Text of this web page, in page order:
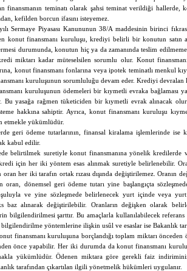
finansmanın teminatı olarak şahsi teminat verildiği hallerde,
kefilden borcun ifasını isteyemez.
Sermaye Piyasası Kanununun 38/A maddesinin birinci
konut finansmanı kuruluşu, krediyi belirli bir konutun satın
durumunda, konutun hiçya da zamanında teslim
miktarı kadarmüteselsilen sorumlu olur. Konut
konut finansmanı fonlarına veya ipotek teminatlı menkul
kuruluşunun sorumluluğu devam eder. Krediyi devralan
kuruluşunun ödemeleri bir kıymetli evraka bağlaması ya
Bu yasağa rağmen tüketiciden bir kıymetli evrak alınacak
hakkına sahiptir. Ayrıca, konut finansmanı kuruluşu
etmekle yükümlüdür.
geri ödeme tutarlarının,finansal
kiralama işlemlerinde ise
kabul edilir.
belirtilmek suretiyle konut finansmanına yönelik kredilerde
için her iki yöntem esas alınmak suretiyle belirlenebilir.
oran her iki tarafın ortak rızası dışında değiştirilemez. Oranın
oran, dönemsel geri ödeme tutarı yine başlangıçta
ve yine sözleşmede belirlenecek yurt içinde veya
baz alınarak değiştirilebilir. Oranların değişken olarak
bilgilendirilmesi şarttır. Bu amaçlarla kullanılabilecek
yöntemlerine ilişkin usûl ve esaslar ise Bakanlık
finansmanı kuruluşuna borçlandığı toplam miktarı
önce yapabilir. Her iki durumda da konut finansmanı
yükümlüdür. Ödenen miktara göre gerekli faiz
tarafından çıkartılan ilgili yönetmelik hükümleri uygulanır.